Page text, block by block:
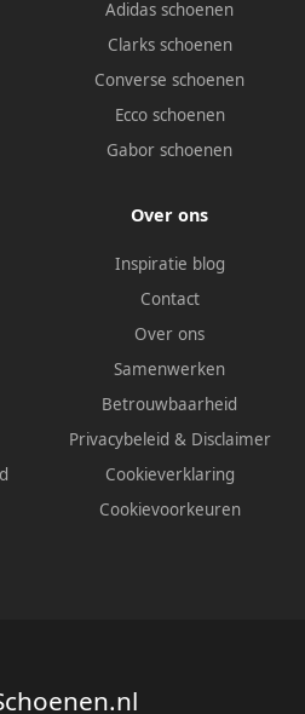
Adidas schoenen
Clarks schoenen
Converse schoenen
Ecco schoenen
Gabor schoenen
Over ons
Inspiratie blog
Contact
Over ons
Samenwerken
Betrouwbaarheid
Privacybeleid & Disclaimer
Cookieverklaring
Cookievoorkeuren